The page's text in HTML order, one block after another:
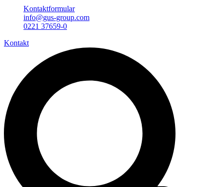
Kontaktformular
info@gus-group.com
0221 37659-0
Kontakt